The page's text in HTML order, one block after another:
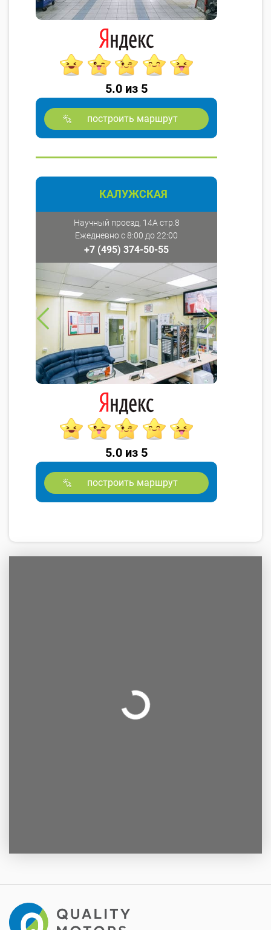
5.0 из 5
построить маршрут
КАЛУЖСКАЯ
Научный проезд, 14А стр.8
Ежедневно с 8:00 до 22:00
+7 (495) 374-50-55
5.0 из 5
построить маршрут